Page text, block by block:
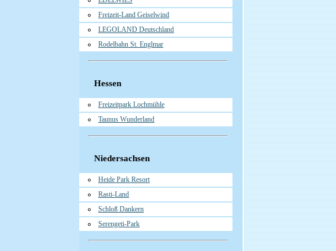
Freizeit-Land Geiselwind
LEGOLAND Deutschland
Rodelbahn St. Englmar
Hessen
Freizeitpark Lochmühle
Taunus Wunderland
Niedersachsen
Heide Park Resort
Rasti-Land
Schloß Dankern
Serengeti-Park